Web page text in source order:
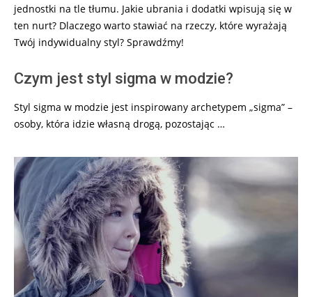
jednostki na tle tłumu. Jakie ubrania i dodatki wpisują się w
ten nurt? Dlaczego warto stawiać na rzeczy, które wyrażają
Twój indywidualny styl? Sprawdźmy!
Czym jest styl sigma w modzie?
Styl sigma w modzie jest inspirowany archetypem „sigma” –
osoby, która idzie własną drogą, pozostając …